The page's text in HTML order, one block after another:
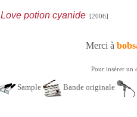
Love potion cyanide[2006]
Merci à
Pour insérer un
Sample Bande originale